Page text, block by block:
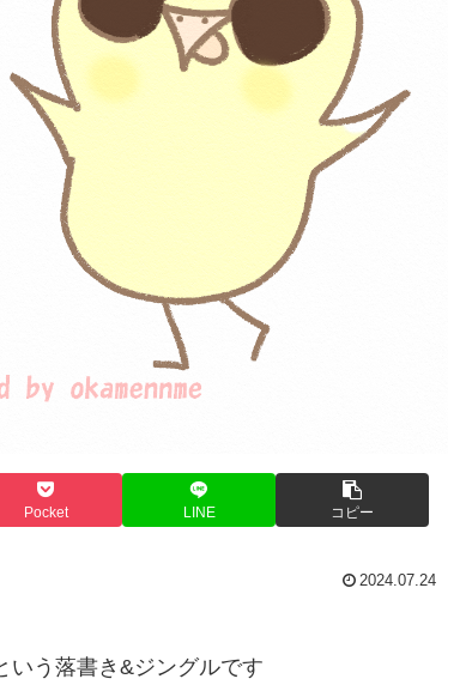
Pocket LINE コピー
2024.07.24
いう落書き&ジングルです